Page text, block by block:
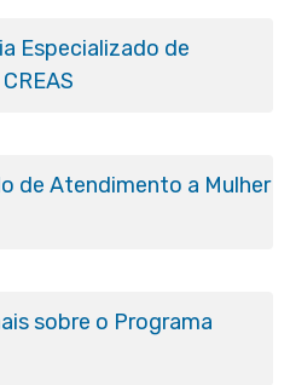
Especializado de
de Atendimento a Mulher
sobre o Programa